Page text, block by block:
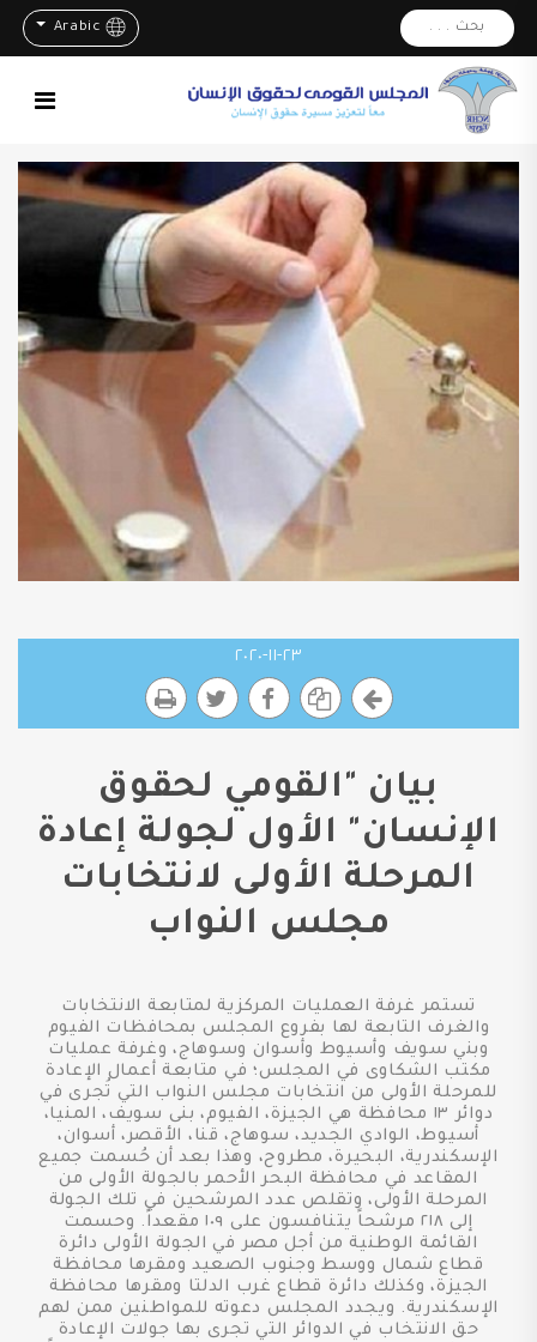
بحث . . . Arabic
٢٣-١١-٢٠٢٠
بيان "القومي لحقوق
الإنسان" الأول لجولة إعادة
المرحلة الأولى لانتخابات
مجلس النواب
تستمر غرفة العمليات المركزية لمتابعة الانتخابات
والغرف التابعة لها بفروع المجلس بمحافظات الفيوم
وبني سويف وأسيوط وأسوان وسوهاج، وغرفة عمليات
مكتب الشكاوى في المجلس؛ في متابعة أعمال الإعادة
للمرحلة الأولى من انتخابات مجلس النواب التي تُجرى في
دوائر ١٣ محافظة هي الجيزة، الفيوم، بنى سويف، المنيا،
أسيوط، الوادي الجديد، سوهاج، قنا، الأقصر، أسوان،
الإسكندرية، البحيرة، مطروح، وهذا بعد أن حُسمت جميع
المقاعد في محافظة البحر الأحمر بالجولة الأولى من
المرحلة الأولى، وتقلص عدد المرشحين في تلك الجولة
إلى ٢١٨ مرشحاً يتنافسون على ١٠٩ مقعداً. وحسمت
القائمة الوطنية من أجل مصر في الجولة الأولى دائرة
قطاع شمال ووسط وجنوب الصعيد ومقرها محافظة
الجيزة، وكذلك دائرة قطاع غرب الدلتا ومقرها محافظة
الإسكندرية. ويجدد المجلس دعوته للمواطنين ممن لهم
حق الانتخاب في الدوائر التي تجرى بها جولات الإعادة